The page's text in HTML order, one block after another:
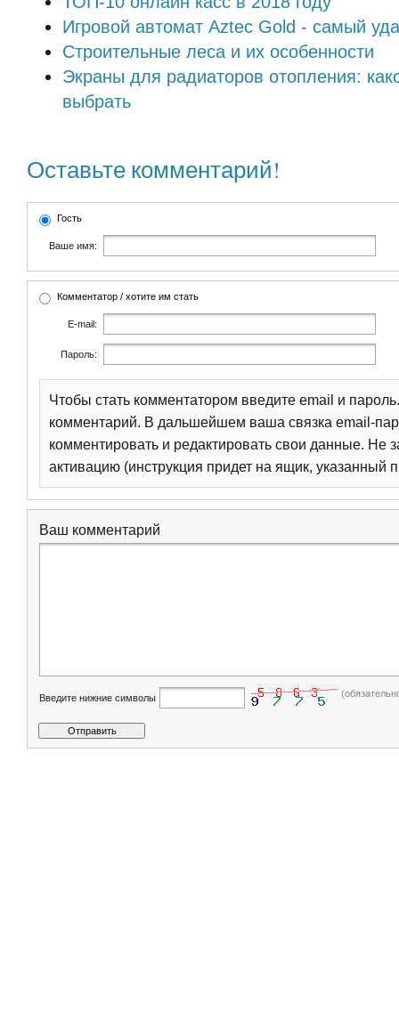
Игровой автомат Aztec Gold - самый
Строительные леса и их особенности
Экраны для радиаторов отопления:
выбрать
Оставьте комментарий!
Гость
Ваше имя:
Комментатор / хотите им стать
E-mail:
Пароль:
Чтобы стать комментатором введите email и
комментарий. В дальшейшем ваша связка email-
комментировать и редактировать свои данные. Не
активацию (инструкция придет на ящик, указанный
Ваш комментарий
Введите нижние символы